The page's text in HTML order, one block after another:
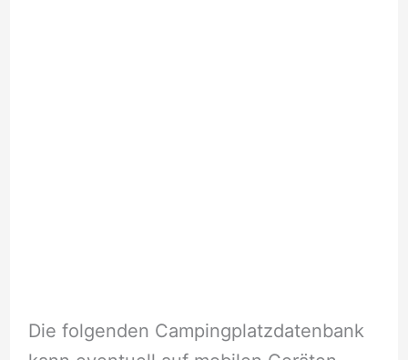
Die folgenden Campingplatzdatenbank